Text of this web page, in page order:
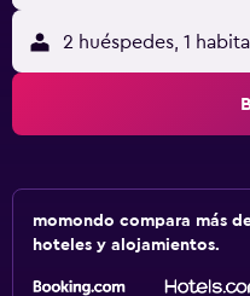
2 huéspedes, 1
momondo compara más
hoteles y alojamientos.